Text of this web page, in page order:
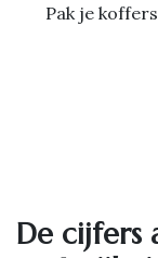
Pak je
De cijfers